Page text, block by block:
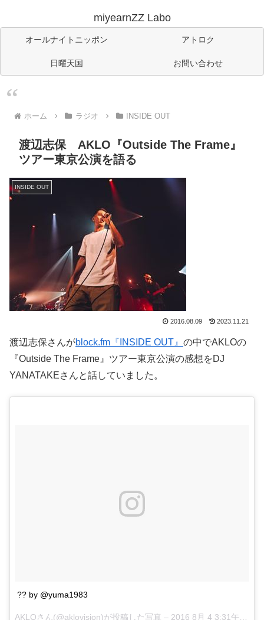
miyearnZZ Labo
オールナイトニッポン アトロク
日曜天国 お問い合わせ
ホーム ラジオ INSIDE OUT
渡辺志保 AKLO『Outside The Frame』
ツアー東京公演を語る
INSIDE OUT
2016.08.09 2023.11.21
渡辺志保さんがblock.fm『INSIDE OUT』 の中でAKLOの
『Outside The Frame』ツアー東京公演の感想をDJ
YANATAKEさんと話していました。
?? by @yuma1983
AKLOさん(@aklovision)が投稿した写真 – 2016 8月 4 3:31午前 PDT